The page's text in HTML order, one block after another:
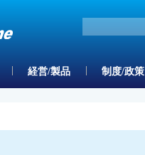
経営/製品 制度/政策